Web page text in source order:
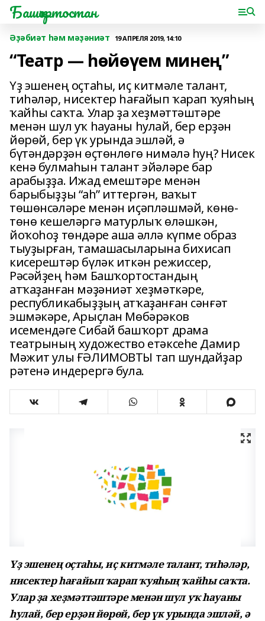
Башҡортостан
Әҙәбиәт һәм мәҙәниәт 19 АПРЕЛЯ 2019, 14:10
“Театр — һөйөүем минең”
Үҙ эшенең оҫтаһы, иҫ китмәле талант,
тиһәләр, нисектер һағайып ҡарап ҡуяһың
ҡайһы саҡта. Улар ҙа хеҙмәттәштәре
менән шул уҡ һауаны һулай, бер ерҙән
йөрөй, бер үк урында эшләй, ә
бүтәндәрҙән өҫтөнлөгө нимәлә һуң? Нисек
кенә булмаһын талант эйәләре бар
арабыҙҙа. Ижад емештәре менән
барыбыҙҙы “аһ” иттергән, ваҡыт
төшөнсәләре менән иҫәпләшмәй, көнө-
төнө кешеләргә матурлыҡ өләшкән,
йоҡоһоҙ төндәре аша әллә күпме образ
тыуҙырған, тамашасыларына бихисап
кисерештәр бүләк иткән режиссер,
Рәсәйҙең һәм Башҡортостандың
атҡаҙанған мәҙәниәт хеҙмәткәре,
республикабыҙҙың атҡаҙанған сәнғәт
эшмәкәре, Арыҫлан Мөбәрәков
исемендәге Сибай башҡорт драма
театрының художество етәксеһе Дамир
Мәжит улы ҒӘЛИМОВТЫ тап шундайҙар
рәтенә индерергә була.
Үҙ эшенең оҫтаһы, иҫ китмәле талант, тиһәләр,
нисектер һағайып ҡарап ҡуяһың ҡайһы саҡта.
Улар ҙа хеҙмәттәштәре менән шул уҡ һауаны
һулай, бер ерҙән йөрөй, бер үк урында эшләй, ә